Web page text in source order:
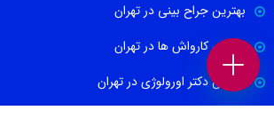
بهترین جراح بینی در تهران
بهترین کارواش ها در تهران
بهترین دکتر اورولوژی در تهران